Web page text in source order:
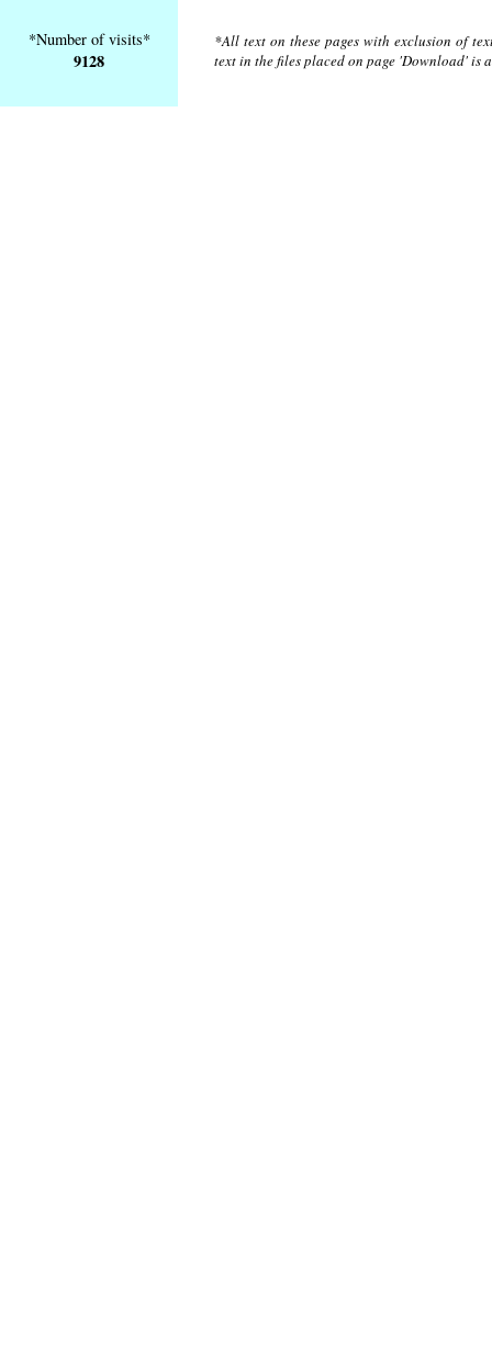
*Number of visits*
9128
*All text on these pages with exclusion of
text in the files placed on page 'Download'